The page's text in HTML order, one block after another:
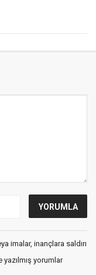
imalar, inançlara saldırı
yorumlar